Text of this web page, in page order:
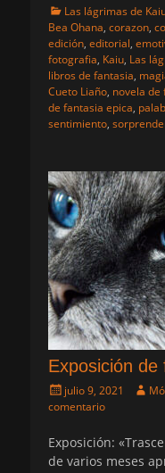
Categorias
Las lágrimas de
Bea Ohana, corazon,
edición, editorial,
fotografia, Kaiu, Las
libros de fantasia,
Cueto Liaño, novela de
de fantasia epica,
sentimiento,
Exposición
Publicado
el
julio 9, 2021 Autor
comentario
Exposición:
de varios meses